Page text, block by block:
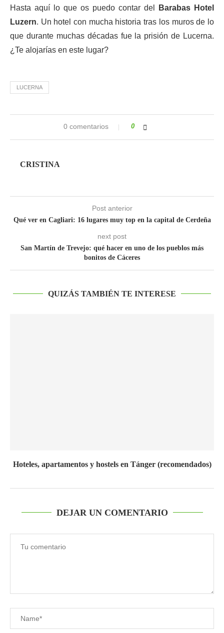
Hasta aquí lo que os puedo contar del
Barabas Hotel
Luzern. Un hotel con mucha historia tras los muros de lo
que durante muchas décadas fue la prisión de Lucerna.
¿Te alojarías en este lugar?
LUCERNA
0 comentarios 0
CRISTINA
Post anterior
Qué ver en Cagliari: 16 lugares muy top en la capital de Cerdeña
next post
San Martín de Trevejo: qué hacer en uno de los pueblos más
bonitos de Cáceres
QUIZÁS TAMBIÉN TE INTERESE
Hoteles, apartamentos y hostels en Tánger (recomendados)
DEJAR UN COMENTARIO